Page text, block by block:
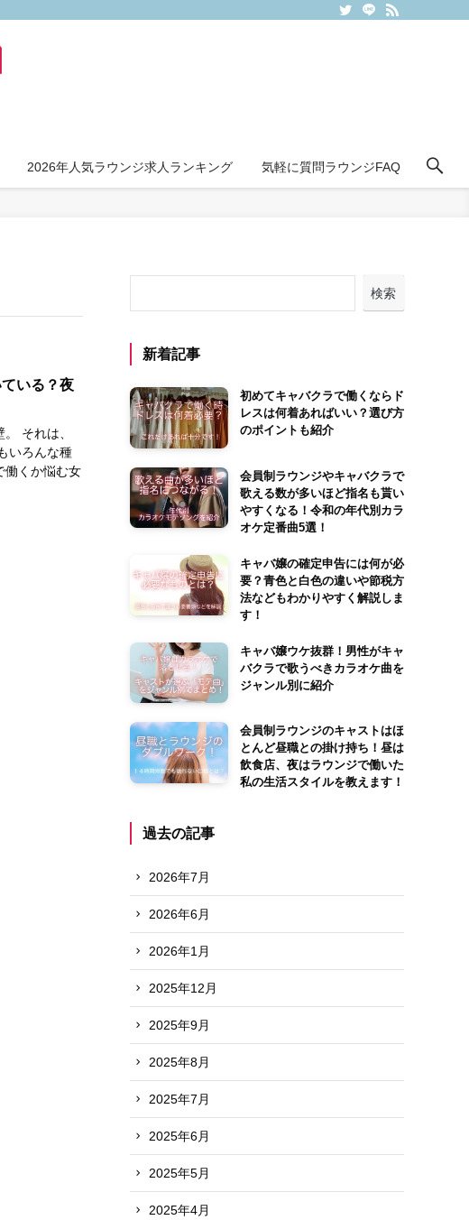
2026年人気ラウンジ求人ランキング 気軽に質問ラウンジFAQ
いる？夜
それは、
いろんな種
働くか悩む女
検索
新着記事
初めてキャバクラで働くならド
レスは何着あればいい？選び方
のポイントも紹介
会員制ラウンジやキャバクラで
歌える数が多いほど指名も貰い
やすくなる！令和の年代別カラ
オケ定番曲5選！
キャバ嬢の確定申告には何が必
要？青色と白色の違いや節税方
法などもわかりやすく解説しま
す！
キャバ嬢ウケ抜群！男性がキャ
バクラで歌うべきカラオケ曲を
ジャンル別に紹介
会員制ラウンジのキャストはほ
とんど昼職との掛け持ち！昼は
飲食店、夜はラウンジで働いた
私の生活スタイルを教えます！
過去の記事
2026年7月
2026年6月
2026年1月
2025年12月
2025年9月
2025年8月
2025年7月
2025年6月
2025年5月
2025年4月